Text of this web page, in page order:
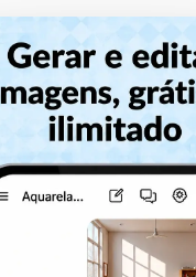
original, sem